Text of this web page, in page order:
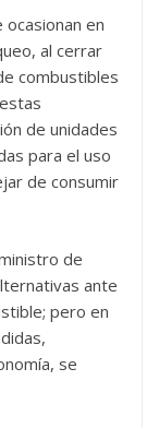
en
al cerrar
combustibles
de unidades
para el uso
de consumir
de
ante
pero en
se